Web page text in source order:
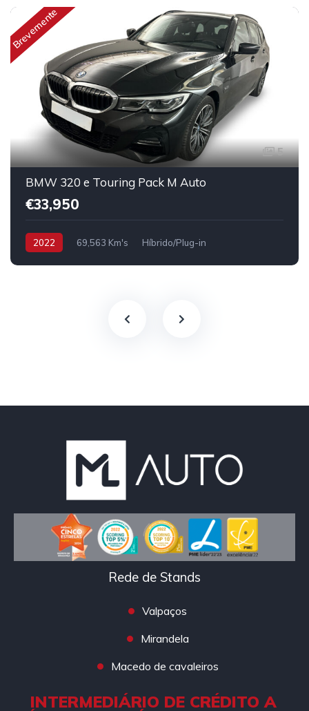
Brevemente
5
BMW 320 e Touring Pack M Auto
€33,950
2022 69,563 Km's Híbrido/Plug-in
Rede de Stands
Valpaços
Mirandela
Macedo de cavaleiros
INTERMEDIÁRIO DE CRÉDITO A